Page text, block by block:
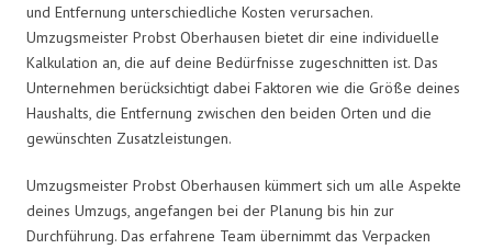
und Entfernung unterschiedliche Kosten verursachen.
Umzugsmeister Probst Oberhausen bietet dir eine individuelle
Kalkulation an, die auf deine Bedürfnisse zugeschnitten ist. Das
Unternehmen berücksichtigt dabei Faktoren wie die Größe deines
Haushalts, die Entfernung zwischen den beiden Orten und die
gewünschten Zusatzleistungen.
Umzugsmeister Probst Oberhausen kümmert sich um alle Aspekte
deines Umzugs, angefangen bei der Planung bis hin zur
Durchführung. Das erfahrene Team übernimmt das Verpacken